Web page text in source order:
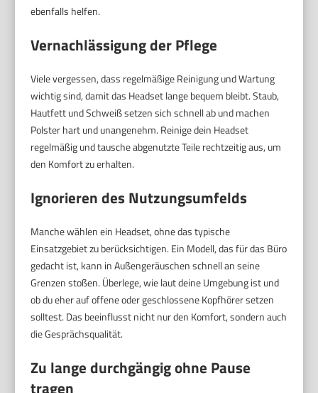
ebenfalls helfen.
Vernachlässigung der Pflege
Viele vergessen, dass regelmäßige Reinigung und Wartung
wichtig sind, damit das Headset lange bequem bleibt. Staub,
Hautfett und Schweiß setzen sich schnell ab und machen
Polster hart und unangenehm. Reinige dein Headset
regelmäßig und tausche abgenutzte Teile rechtzeitig aus, um
den Komfort zu erhalten.
Ignorieren des Nutzungsumfelds
Manche wählen ein Headset, ohne das typische
Einsatzgebiet zu berücksichtigen. Ein Modell, das für das Büro
gedacht ist, kann in Außengeräuschen schnell an seine
Grenzen stoßen. Überlege, wie laut deine Umgebung ist und
ob du eher auf offene oder geschlossene Kopfhörer setzen
solltest. Das beeinflusst nicht nur den Komfort, sondern auch
die Gesprächsqualität.
Zu lange durchgängig ohne Pause
tragen